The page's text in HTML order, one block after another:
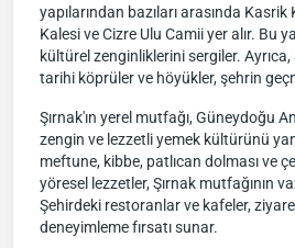
yapılarından bazıları arasında
Kalesi ve Cizre Ulu Camii yer alır. Bu
kültürel zenginliklerini sergiler. Ayrıca,
tarihi köprüler ve höyükler, şehrin
Şırnak'ın yerel mutfağı, Güneydoğu
zengin ve lezzetli yemek kültürünü
meftune, kibbe, patlıcan dolması ve
yöresel lezzetler, Şırnak mutfağının
Şehirdeki restoranlar ve kafeler,
deneyimleme fırsatı sunar.